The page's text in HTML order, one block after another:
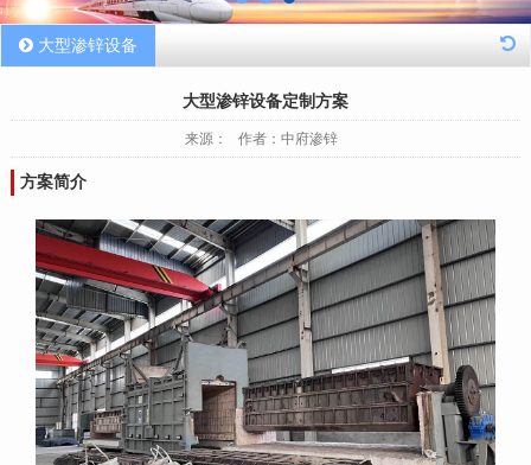
大型渗锌设备
大型渗锌设备定制方案
来源： 作者：中府渗锌
方案简介